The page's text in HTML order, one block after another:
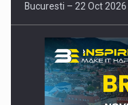
Bucuresti – 22 Oct 2026